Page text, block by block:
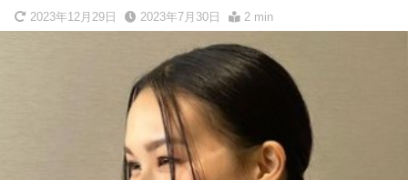
2023年12月29日 2023年7月30日 2 min